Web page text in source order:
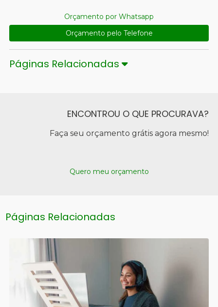
Orçamento por Whatsapp
Orçamento pelo Telefone
Páginas Relacionadas
ENCONTROU O QUE PROCURAVA?
Faça seu orçamento grátis agora mesmo!
Quero meu orçamento
Páginas Relacionadas